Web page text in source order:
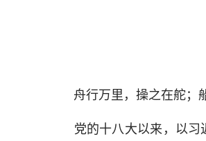
舟行万里，操之在舵；船
党的十八大以来，以习近